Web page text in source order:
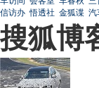
信访办 悟透社 金狐谍 汽
搜狐博